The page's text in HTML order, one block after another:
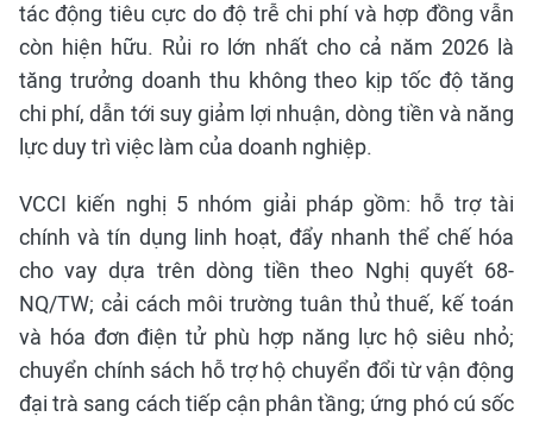
tác động tiêu cực do độ trễ chi phí và hợp đồng vẫn
còn hiện hữu. Rủi ro lớn nhất cho cả năm 2026 là
tăng trưởng doanh thu không theo kịp tốc độ tăng
chi phí, dẫn tới suy giảm lợi nhuận, dòng tiền và năng
lực duy trì việc làm của doanh nghiệp.
VCCI kiến nghị 5 nhóm giải pháp gồm: hỗ trợ tài
chính và tín dụng linh hoạt, đẩy nhanh thể chế hóa
cho vay dựa trên dòng tiền theo Nghị quyết 68-
NQ/TW; cải cách môi trường tuân thủ thuế, kế toán
và hóa đơn điện tử phù hợp năng lực hộ siêu nhỏ;
chuyển chính sách hỗ trợ hộ chuyển đổi từ vận động
đại trà sang cách tiếp cận phân tầng; ứng phó cú sốc